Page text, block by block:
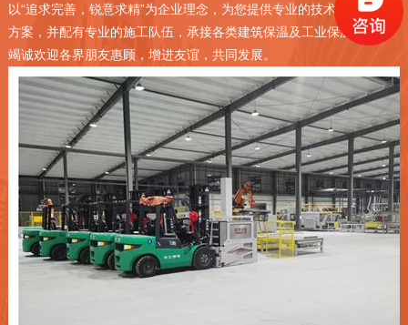
以“追求完善，锐意求精”为企业理念，为您提供专业的技术服务和施工
方案，并配有专业的施工队伍，承接各类建筑保温及工业保温工程，
竭诚欢迎各界朋友惠顾，增进友谊，共同发展。